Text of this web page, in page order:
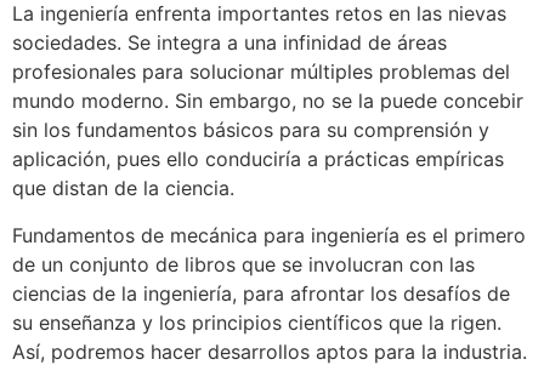
La ingeniería enfrenta importantes retos en las nievas
sociedades. Se integra a una infinidad de áreas
profesionales para solucionar múltiples problemas del
mundo moderno. Sin embargo, no se la puede concebir
sin los fundamentos básicos para su comprensión y
aplicación, pues ello conduciría a prácticas empíricas
que distan de la ciencia.
Fundamentos de mecánica para ingeniería es el primero
de un conjunto de libros que se involucran con las
ciencias de la ingeniería, para afrontar los desafíos de
su enseñanza y los principios científicos que la rigen.
Así, podremos hacer desarrollos aptos para la industria.